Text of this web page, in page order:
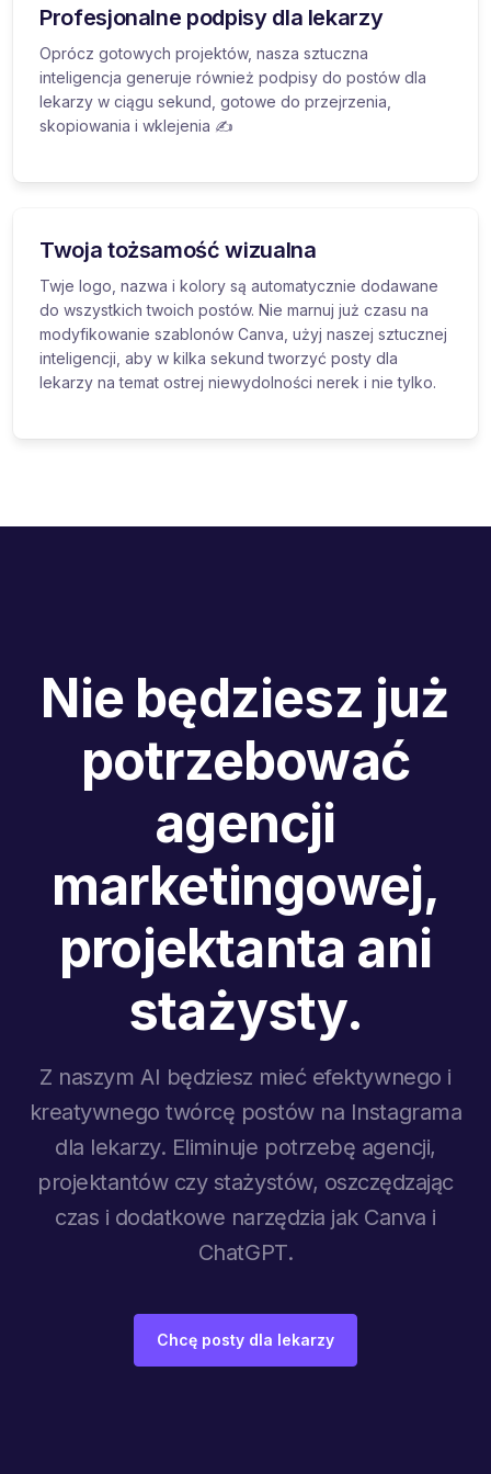
Profesjonalne podpisy dla lekarzy
Oprócz gotowych projektów, nasza sztuczna
inteligencja generuje również podpisy do postów dla
lekarzy w ciągu sekund, gotowe do przejrzenia,
skopiowania i wklejenia ✍️
Twoja tożsamość wizualna
Twje logo, nazwa i kolory są automatycznie dodawane
do wszystkich twoich postów. Nie marnuj już czasu na
modyfikowanie szablonów Canva, użyj naszej sztucznej
inteligencji, aby w kilka sekund tworzyć posty dla
lekarzy na temat ostrej niewydolności nerek i nie tylko.
Nie będziesz już
potrzebować
agencji
marketingowej,
projektanta ani
stażysty.
Z naszym AI będziesz mieć efektywnego i
kreatywnego twórcę postów na Instagrama
dla lekarzy. Eliminuje potrzebę agencji,
projektantów czy stażystów, oszczędzając
czas i dodatkowe narzędzia jak Canva i
ChatGPT.
Chcę posty dla lekarzy